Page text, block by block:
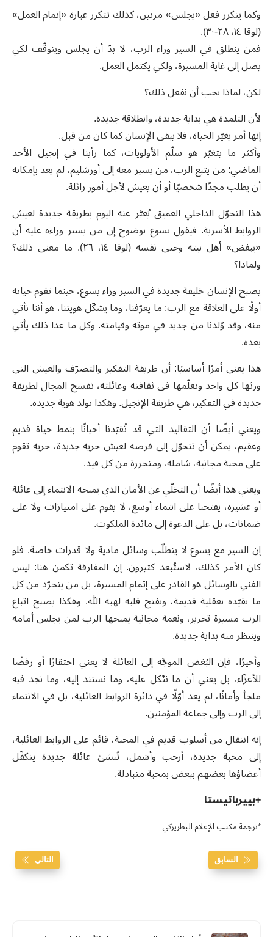
وكما يتكرر فعل «يجلس» مرتين، كذلك تتكرر عبارة «إتمام العمل»
(لوقا ١٤، ٢٨-٣٠).
فمن ينطلق في السير وراء الرب، لا بدّ أن يجلس ويتوقّف لكي
يصل إلى غاية المسيرة، ولكي يكتمل العمل.
لكن، لماذا يجب أن نفعل ذلك؟
لأن التلمذة هي بداية جديدة، وانطلاقة جديدة.
إنها أمر يغيّر الحياة، فلا يبقى الإنسان كما كان من قبل.
وأكثر ما يتغيّر هو سلّم الأولويات، كما رأينا في إنجيل الأحد
الماضي: من يتبع الرب، من يسير معه إلى أورشليم، لم يعد بإمكانه
أن يطلب مجدًا شخصيًا أو أن يعيش لأجل أمور زائلة.
هذا التحوّل الداخلي العميق يُعبَّر عنه اليوم بطريقة جديدة لعيش
الروابط الأسرية. فيقول يسوع بوضوح إن من يسير وراءه عليه أن
«يبغض» أهل بيته وحتى نفسه (لوقا ١٤، ٢٦). ما معنى ذلك؟
ولماذا؟
يصبح الإنسان خليقة جديدة في السير وراء يسوع، حينما تقوم حياته
أولًا على العلاقة مع الرب: ما يعرّفنا، وما يشكّل هويتنا، هو أننا نأتي
منه، وقد وُلدنا من جديد في موته وقيامته. وكل ما عدا ذلك يأتي
بعده.
هذا يعني أمرًا أساسيًا: أن طريقة التفكير والتصرّف والعيش التي
ورثها كل واحد وتعلّمها في ثقافته وعائلته، تفسح المجال لطريقة
جديدة في التفكير، هي طريقة الإنجيل. وهكذا تولد هوية جديدة.
ويعني أيضًا أن التقاليد التي قد تُقيّدنا أحيانًا بنمط حياة قديم
وعقيم، يمكن أن تتحوّل إلى فرصة لعيش حرية جديدة، حرية تقوم
على محبة مجانية، شاملة، ومتحررة من كل قيد.
ويعني هذا أيضًا أن التخلّي عن الأمان الذي يمنحه الانتماء إلى عائلة
أو عشيرة، يفتحنا على انتماء أوسع، لا يقوم على امتيازات ولا على
ضمانات، بل على الدعوة إلى مائدة الملكوت.
إن السير مع يسوع لا يتطلّب وسائل مادية ولا قدرات خاصة. فلو
كان الأمر كذلك، لاستُبعد كثيرون. إن المفارقة تكمن هنا: ليس
الغني بالوسائل هو القادر على إتمام المسيرة، بل من يتجرّد من كل
ما يقيّده بعقلية قديمة، ويفتح قلبه لهبة الله. وهكذا يصبح اتباع
الرب مسيرة تحرير، ونعمة مجانية يمنحها الرب لمن يجلس أمامه
وينتظر منه بداية جديدة.
وأخيرًا، فإن البُغض الموجَّه إلى العائلة لا يعني احتقارًا أو رفضًا
للأعزّاء، بل يعني أن ما نتّكل عليه، وما نستند إليه، وما نجد فيه
ملجأ وأمانًا، لم يعد أوّلًا في دائرة الروابط العائلية، بل في الانتماء
إلى الرب وإلى جماعة المؤمنين.
إنه انتقال من أسلوب قديم في المحبة، قائم على الروابط العائلية،
إلى محبة جديدة، أرحب وأشمل، تُنشئ عائلة جديدة يتكفّل
أعضاؤها بعضهم ببعض بمحبة متبادلة.
+بييرباتيستا
*ترجمة مكتب الإعلام البطريركي
السابق التالي